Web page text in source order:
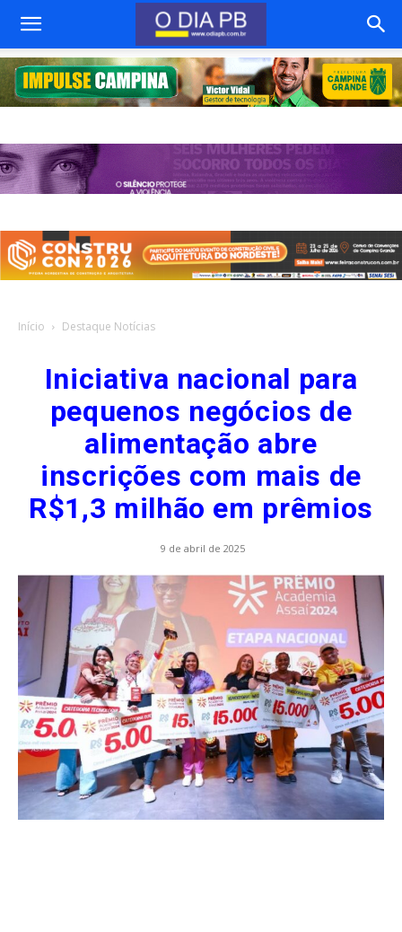
Início Destaque Notícias
Iniciativa nacional para
pequenos negócios de
alimentação abre
inscrições com mais de
R$1,3 milhão em prêmios
9 de abril de 2025